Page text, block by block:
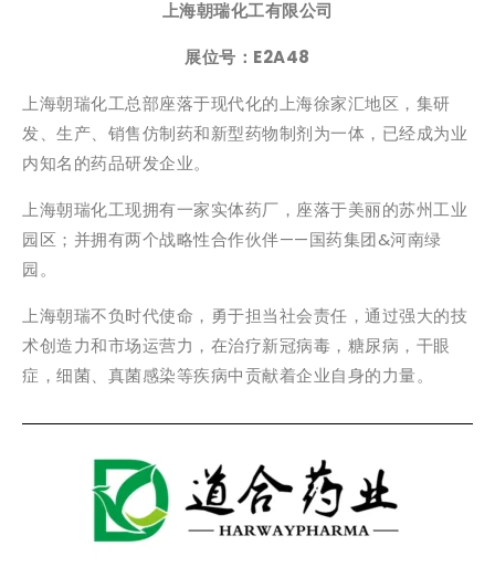
上海朝瑞化工有限公司
展位号：E2A48
上海朝瑞化工总部座落于现代化的上海徐家汇地区，集研
发、生产、销售仿制药和新型药物制剂为一体，已经成为业
内知名的药品研发企业。
上海朝瑞化工现拥有一家实体药厂，座落于美丽的苏州工业
园区；并拥有两个战略性合作伙伴——国药集团&河南绿
园。
上海朝瑞不负时代使命，勇于担当社会责任，通过强大的技
术创造力和市场运营力，在治疗新冠病毒，糖尿病，干眼
症，细菌、真菌感染等疾病中贡献着企业自身的力量。